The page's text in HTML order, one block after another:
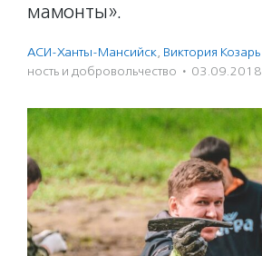
мамонты».
АСИ-Ханты-Мансийск, Виктория Козарь
ность и доброволь­чест­во · 03.09.2018